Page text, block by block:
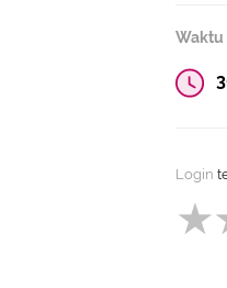
Waktu
Login